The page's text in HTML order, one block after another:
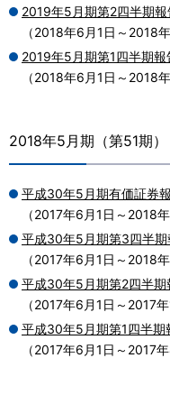
2019年5月期第2四半期報
（2018年6月1日～2018
2019年5月期第1四半期報
（2018年6月1日～2018
2018年5月期（第51期）
平成30年5月期有価証券
（2017年6月1日～2018
平成30年5月期第3四半期
（2017年6月1日～2018
平成30年5月期第2四半期
（2017年6月1日～2017年
平成30年5月期第1四半期
（2017年6月1日～2017年